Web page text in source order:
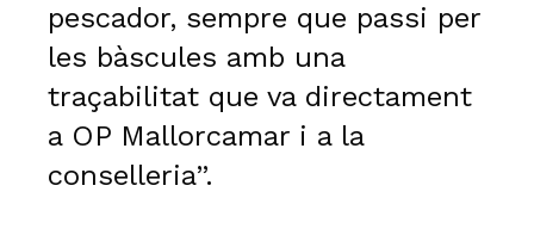
pescador, sempre que passi per
les bàscules amb una
traçabilitat que va directament
a OP Mallorcamar i a la
conselleria”.